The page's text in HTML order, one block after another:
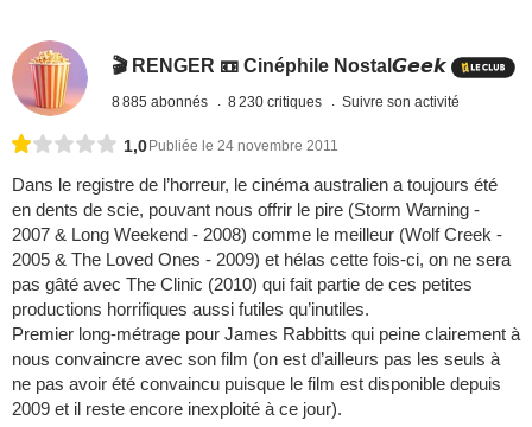
🎬 RENGER 📼 Cinéphile Nostal𝙂𝙚𝙚𝙠
8 885 abonnés 8 230 critiques Suivre son activité
1,0 Publiée le 24 novembre 2011
Dans le registre de l’horreur, le cinéma australien a toujours été
en dents de scie, pouvant nous offrir le pire (Storm Warning -
2007 & Long Weekend - 2008) comme le meilleur (Wolf Creek -
2005 & The Loved Ones - 2009) et hélas cette fois-ci, on ne sera
pas gâté avec The Clinic (2010) qui fait partie de ces petites
productions horrifiques aussi futiles qu’inutiles.
Premier long-métrage pour James Rabbitts qui peine clairement à
nous convaincre avec son film (on est d’ailleurs pas les seuls à
ne pas avoir été convaincu puisque le film est disponible depuis
2009 et il reste encore inexploité à ce jour).